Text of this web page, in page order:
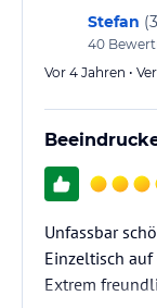
Stefan (
40
Vor 4 Jahren •
Unfassbar
Einzeltisch
Extrem